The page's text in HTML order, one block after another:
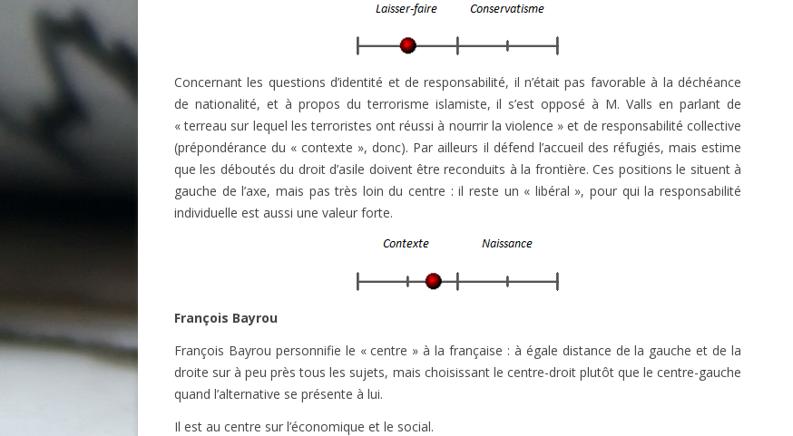
Concernant les questions d’identité et de responsabilité, il n’était pas favorable à la déchéance
de nationalité, et à propos du terrorisme islamiste, il s’est opposé à M. Valls en parlant de
« terreau sur lequel les terroristes ont réussi à nourrir la violence » et de responsabilité collective
(prépondérance du « contexte », donc). Par ailleurs il défend l’accueil des réfugiés, mais estime
que les déboutés du droit d’asile doivent être reconduits à la frontière. Ces positions le situent à
gauche de l’axe, mais pas très loin du centre : il reste un « libéral », pour qui la responsabilité
individuelle est aussi une valeur forte.
François Bayrou
François Bayrou personnifie le « centre » à la française : à égale distance de la gauche et de la
droite sur à peu près tous les sujets, mais choisissant le centre-droit plutôt que le centre-gauche
quand l’alternative se présente à lui.
Il est au centre sur l’économique et le social.